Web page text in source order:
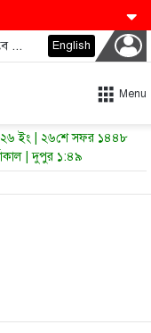
ইসরায়েলি গণহত্যার বিরুদ্ধে দাঁড়ানো যেভাবে ডেমোক্র্যাটদের নভেম্বরে কংগ্রেস জিতাতে পারে English
Menu
ইং | ২৬শে সফর ১৪৪৮
| দুপুর ১:৪৯